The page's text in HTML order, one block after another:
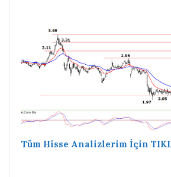
Tüm Hisse Analizlerim İçin